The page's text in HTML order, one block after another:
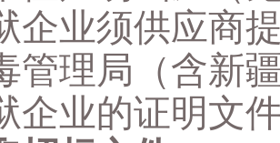
企业须供应商
管理局（含新
企业的证明文